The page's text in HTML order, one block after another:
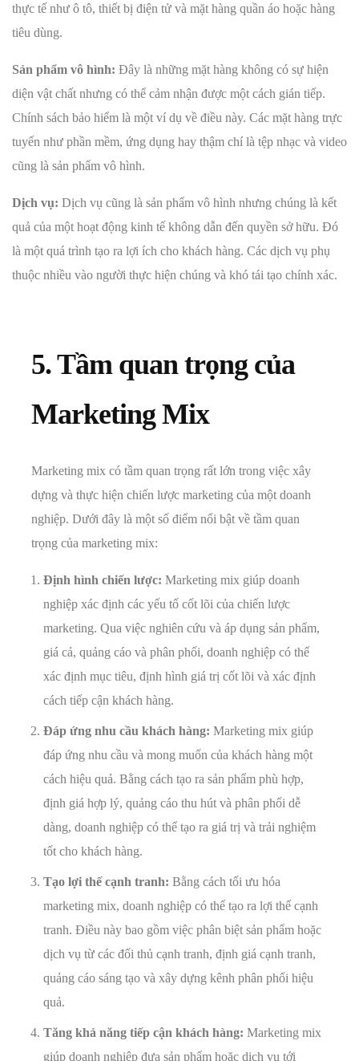
thực tế như ô tô, thiết bị điện tử và mặt hàng quần áo hoặc hàng
tiêu dùng.
Sản phẩm vô hình: Đây là những mặt hàng không có sự hiện
diện vật chất nhưng có thể cảm nhận được một cách gián tiếp.
Chính sách bảo hiểm là một ví dụ về điều này. Các mặt hàng trực
tuyến như phần mềm, ứng dụng hay thậm chí là tệp nhạc và video
cũng là sản phẩm vô hình.
Dịch vụ: Dịch vụ cũng là sản phẩm vô hình nhưng chúng là kết
quả của một hoạt động kinh tế không dẫn đến quyền sở hữu. Đó
là một quá trình tạo ra lợi ích cho khách hàng. Các dịch vụ phụ
thuộc nhiều vào người thực hiện chúng và khó tái tạo chính xác.
5. Tầm quan trọng của
Marketing Mix
Marketing mix có tầm quan trọng rất lớn trong việc xây
dựng và thực hiện chiến lược marketing của một doanh
nghiệp. Dưới đây là một số điểm nổi bật về tầm quan
trọng của marketing mix:
Định hình chiến lược: Marketing mix giúp doanh
nghiệp xác định các yếu tố cốt lõi của chiến lược
marketing. Qua việc nghiên cứu và áp dụng sản phẩm,
giá cả, quảng cáo và phân phối, doanh nghiệp có thể
xác định mục tiêu, định hình giá trị cốt lõi và xác định
cách tiếp cận khách hàng.
Đáp ứng nhu cầu khách hàng: Marketing mix giúp
đáp ứng nhu cầu và mong muốn của khách hàng một
cách hiệu quả. Bằng cách tạo ra sản phẩm phù hợp,
định giá hợp lý, quảng cáo thu hút và phân phối dễ
dàng, doanh nghiệp có thể tạo ra giá trị và trải nghiệm
tốt cho khách hàng.
Tạo lợi thế cạnh tranh: Bằng cách tối ưu hóa
marketing mix, doanh nghiệp có thể tạo ra lợi thế cạnh
tranh. Điều này bao gồm việc phân biệt sản phẩm hoặc
dịch vụ từ các đối thủ cạnh tranh, định giá cạnh tranh,
quảng cáo sáng tạo và xây dựng kênh phân phối hiệu
quả.
Tăng khả năng tiếp cận khách hàng: Marketing mix
giúp doanh nghiệp đưa sản phẩm hoặc dịch vụ tới